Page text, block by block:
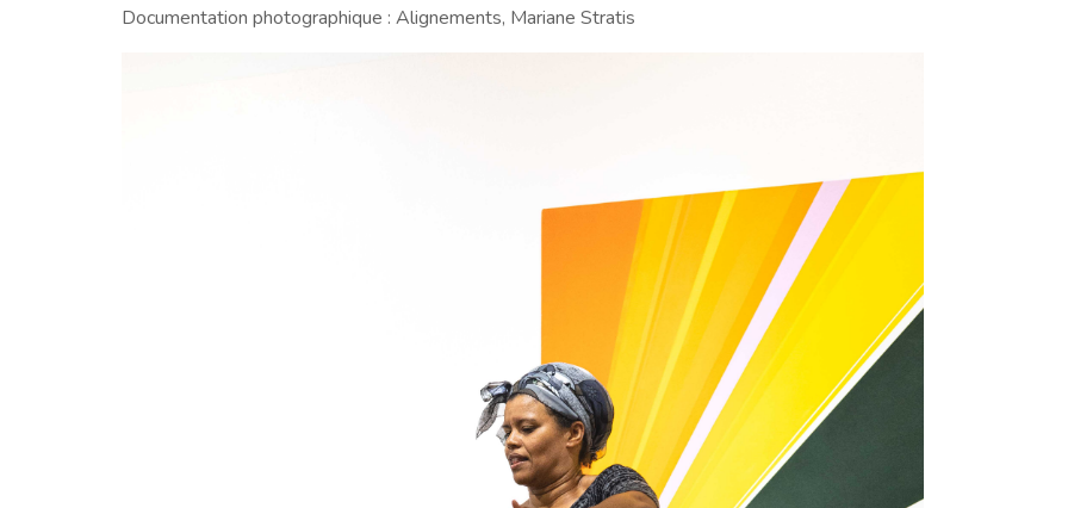
Documentation photographique : Alignements, Mariane Stratis